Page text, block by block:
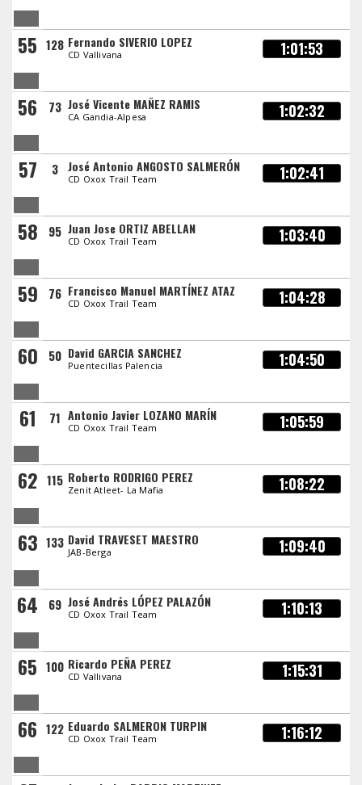
55 128 Fernando SIVERIO LOPEZ
CD Vallivana 1:01:53
56 73 José Vicente MAÑEZ RAMIS
CA Gandia-Alpesa 1:02:32
57 3 José Antonio ANGOSTO SALMERÓN
CD Oxox Trail Team 1:02:41
58 95 Juan Jose ORTIZ ABELLAN
CD Oxox Trail Team 1:03:40
59 76 Francisco Manuel MARTÍNEZ ATAZ
CD Oxox Trail Team 1:04:28
60 50 David GARCIA SANCHEZ
Puentecillas Palencia 1:04:50
61 71 Antonio Javier LOZANO MARÍN
CD Oxox Trail Team 1:05:59
62 115 Roberto RODRIGO PEREZ
Zenit Atleet- La Mafia 1:08:22
63 133 David TRAVESET MAESTRO
JAB-Berga 1:09:40
64 69 José Andrés LÓPEZ PALAZÓN
CD Oxox Trail Team 1:10:13
65 100 Ricardo PEÑA PEREZ
CD Vallivana 1:15:31
66 122 Eduardo SALMERON TURPIN
CD Oxox Trail Team 1:16:12